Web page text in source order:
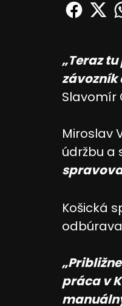
„Teraz
závozník
Slavomír
Miroslav
údržbu a
Košická
práca v